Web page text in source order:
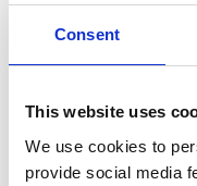
Consent
This website uses
We use cookies to
provide social media
Produktinformation
ASC AGS